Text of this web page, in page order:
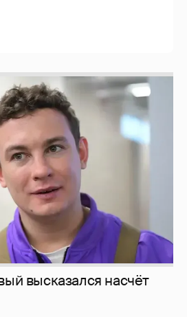
высказался насчёт